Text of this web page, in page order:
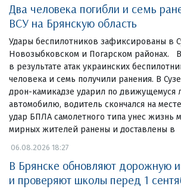
Два человека погибли и семь
ВСУ на Брянскую область
Удары беспилотников зафиксированы в
Новозыбковском и Погарском районах.
в результате атак украинских
человека и семь получили ранения. В
дрон-камикадзе ударил по движущемуся
автомобилю, водитель скончался на
удар БПЛА самолетного типа унес жизнь
мирных жителей ранены и доставлены в
06.08.2026 18:27
В Брянске обновляют дорожную
и проверяют школы перед 1